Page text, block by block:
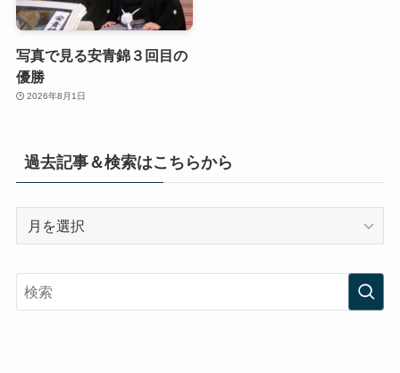
写真で見る安青錦３回目の
優勝
2026年8月1日
過去記事＆検索はこちらから
事
＆